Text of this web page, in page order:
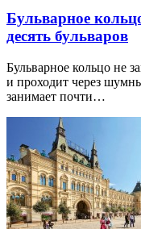
Бульварное
десять бульваров
Бульварное кольцо не
и проходит через
занимает почти…